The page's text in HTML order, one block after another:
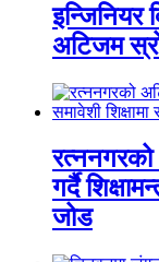
इन्जिनियर
अटिजम
गर्दै
जोड